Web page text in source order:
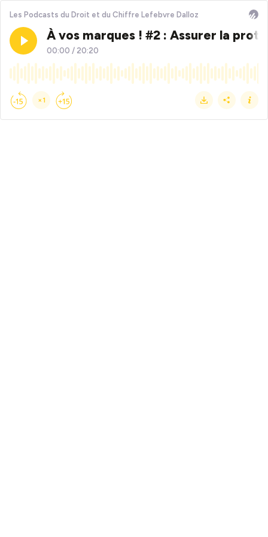
Les Podcasts du Droit et du Chiffre Lefebvre Dalloz
À vos marques ! #2 : Assurer la
00:00 / 20:20
×1